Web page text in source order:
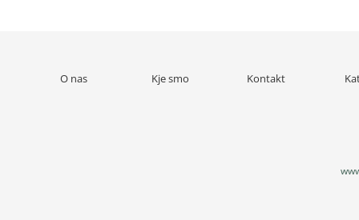
O nas Kje smo Kontakt